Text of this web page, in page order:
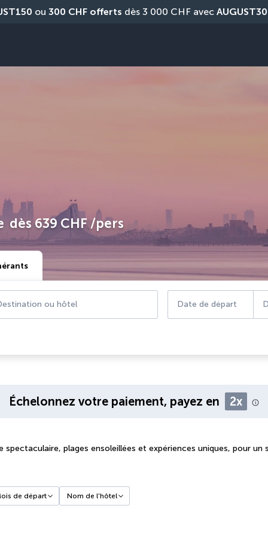
ou 300 CHF offerts dès 3 000 CHF avec
dès 639 CHF/pers
ou hôtel Date de départ
Échelonnez votre paiement, payez en 2x
spectaculaire, plages ensoleillées et expériences uniques, pour
de départ Nom de l'hôtel